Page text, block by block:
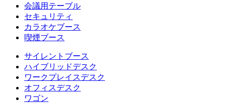
会議用テーブル
セキュリティ
カラオケブース
喫煙ブース
サイレントブース
ハイブリッドデスク
ワークプレイスデスク
オフィスデスク
ワゴン